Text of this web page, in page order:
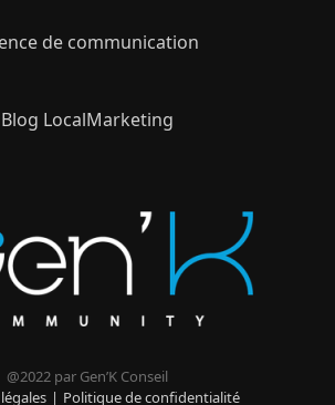
de communication
Blog LocalMarketing
@2022 par Gen’K Conseil
Politique de confidentialité